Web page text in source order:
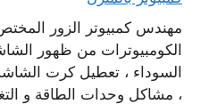
مهندس كمبيوتر الزور
الكومبيوترات من ظهور
السوداء ، تعطيل كرت
، مشاكل وحدات الطاقة و